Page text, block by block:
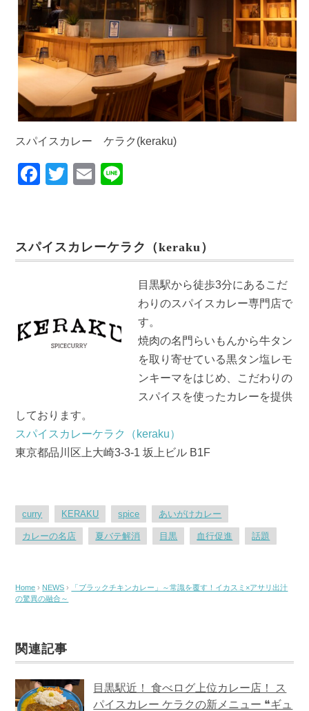
スパイスカレー ケラク(keraku)
F
e
b
k
T
er
E
スパイスカレーケラク（keraku）
目黒駅から徒歩3分にあるこだ
わりのスパイスカレー専門店で
す。
焼肉の名門らいもんから牛タン
を取り寄せている黒タン塩レモ
ンキーマをはじめ、こだわりの
スパイスを使ったカレーを提供
しております。
スパイスカレーケラク（keraku）
東京都品川区上大崎3-3-1 坂上ビル B1F
curry KERAKU spice あいがけカレー
カレーの名店 夏バテ解消 目黒 血行促進 話題
Home › NEWS ›
「ブラックチキンカレー」～常識を覆す！イカスミ×アサリ出汁
の驚異の融合～
関連記事
目黒駅近！ 食べログ上位カレー店！ ス
パイスカレー ケラクの新メニュー ❝ギュ